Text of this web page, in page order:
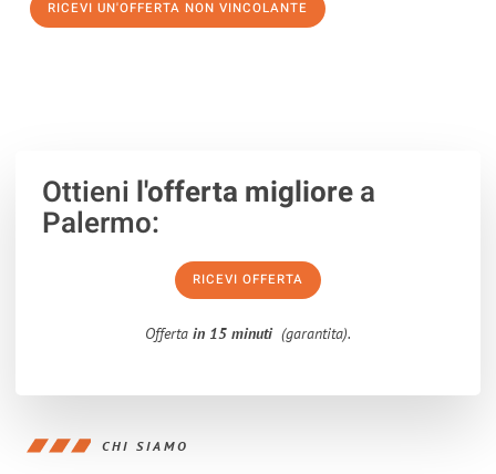
RICEVI UN'OFFERTA NON VINCOLANTE
Ottieni l'offerta migliorea
Palermo:
RICEVI OFFERTA
Offerta in 15 minuti (garantita).
CHI SIAMO